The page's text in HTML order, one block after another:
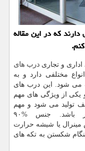
که در این مقاله
و تجاری درب های
مختلفی دارد و به
می شود. این درب های
یکی از ویژگی های مهم
تولید می شود و مهم
نیست که اندازه ورودی شما چقدر باشد. جنس %۹۰
مینرال یا شیشه حرارت
شکستن به تکه های